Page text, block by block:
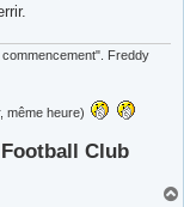
Freddy
même heure)
Club